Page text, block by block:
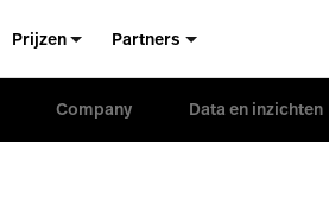
Prijzen Partners
Company Data en inzichten